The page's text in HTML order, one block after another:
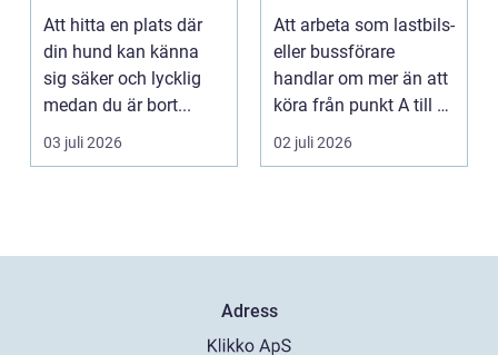
stimulerande
dagvård för din
hund
Att hitta en plats där
din hund kan känna
sig säker och lycklig
medan du är bort...
03 juli 2026
vis för lastbil och
buss
Att arbeta som lastbils-
eller bussförare
handlar om mer än att
köra från punkt A till B.
Bakom varj...
02 juli 2026
Adress